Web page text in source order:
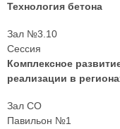
Технология бетона
Зал №3.10
Сессия
Комплексное
реализации в
Зал СО
Павильон №1